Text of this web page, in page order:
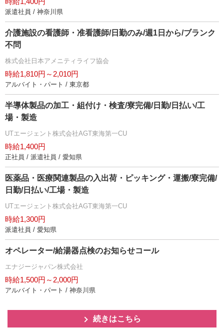
派遣社員 / 神奈川県
介護施設の看護師・准看護師/日勤のみ/週1日から/ブランク
不問
株式会社日本アメニティライフ協会
時給1,810円～2,010円
アルバイト・パート / 東京都
半導体製品の加工・組付け・検査/寮完備/日勤/日払い/工
場・製造
UTエージェント株式会社AGT東海第一CU
時給1,400円
正社員 / 派遣社員 / 愛知県
医薬品・医療関連製品の入出荷・ピッキング・運搬/寮完備/
日勤/日払い/工場・製造
UTエージェント株式会社AGT東海第一CU
時給1,300円
派遣社員 / 愛知県
オペレーター/給湯器点検のお知らせコール
エナジージャパン株式会社
時給1,500円～2,000円
アルバイト・パート / 神奈川県
続きはこちら